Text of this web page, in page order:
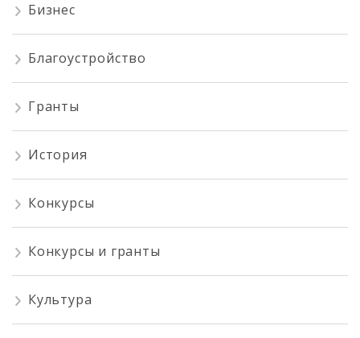
Бизнес
Благоустройство
Гранты
История
Конкурсы
Конкурсы и гранты
Культура